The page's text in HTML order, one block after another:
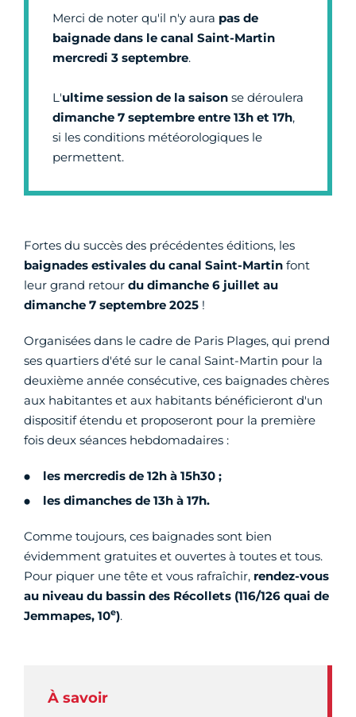
Merci de noter qu'il n'y aura pas de
baignade dans le canal Saint-Martin
mercredi 3 septembre.
L'ultime session de la saison se déroulera
dimanche 7 septembre entre 13h et 17h,
si les conditions météorologiques le
permettent.
Fortes du succès des précédentes éditions, les
baignades estivales du canal Saint-Martin font
leur grand retour du dimanche 6 juillet au
dimanche 7 septembre 2025 !
Organisées dans le cadre de Paris Plages, qui prend
ses quartiers d'été sur le canal Saint-Martin pour la
deuxième année consécutive, ces baignades chères
aux habitantes et aux habitants bénéficieront d'un
dispositif étendu et proposeront pour la première
fois deux séances hebdomadaires :
les mercredis de 12h à 15h30 ;
les dimanches de 13h à 17h.
Comme toujours, ces baignades sont bien
évidemment gratuites et ouvertes à toutes et tous.
Pour piquer une tête et vous rafraîchir, rendez-vous
au niveau du bassin des Récollets (116/126 quai de
Jemmapes, 10e).
À savoir